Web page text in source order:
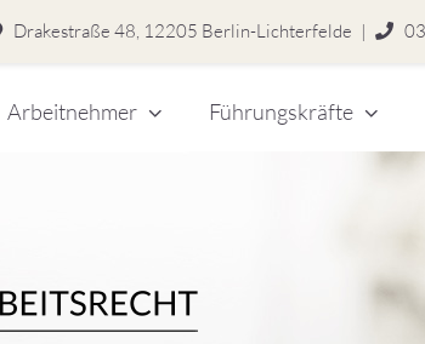
Drakestraße 48, 12205 Berlin-Lichterfelde |
Arbeitnehmer Führungskräfte
Dr.
Reichert